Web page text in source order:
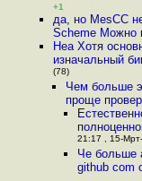
+1
да, но MesCC
Scheme Можно
Неа Хотя
изначальный
(78)
Чем больше
проще
21:17 , 15-
Че больше
github com